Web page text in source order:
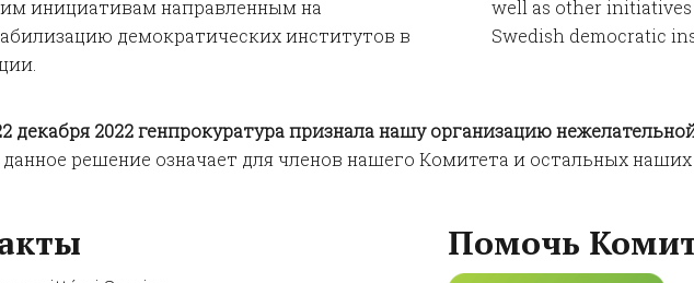
инициативам направленным на
демократических институтов в
well as other
Swedish democratic
декабря 2022 генпрокуратура признала нашу организацию
решение означает для членов нашего Комитета и остальных
Помочь